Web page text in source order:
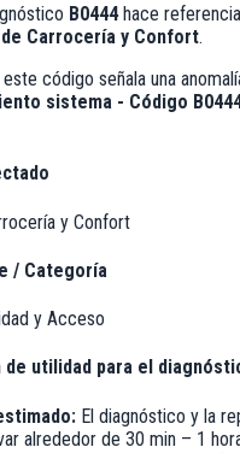
B0444hace
Carrocería y Confort.
código señala una
sistema - Código
y Confort
/ Categoría
y Acceso
utilidad para el
El diagnóstico y la
alrededor de 30 min – 1